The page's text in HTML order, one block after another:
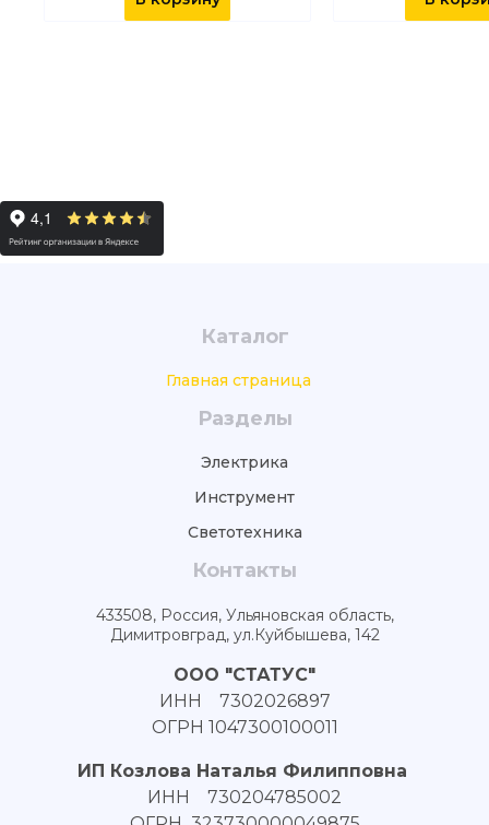
Каталог
Главная страница
Разделы
Электрика
Инструмент
Светотехника
Контакты
433508, Россия, Ульяновская область,
Димитровград, ул.Куйбышева, 142
ООО "СТАТУС"
ИНН 7302026897
ОГРН 1047300100011
ИП Козлова Наталья Филипповна
ИНН 730204785002